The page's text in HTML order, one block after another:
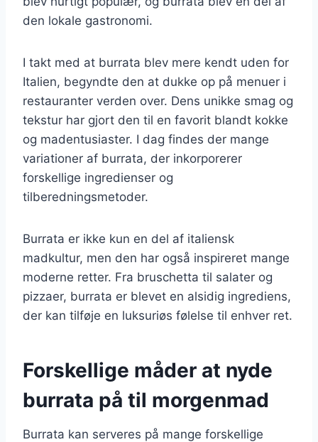
den lokale gastronomi.
I takt med at burrata blev mere kendt uden for
Italien, begyndte den at dukke op på menuer i
restauranter verden over. Dens unikke smag og
tekstur har gjort den til en favorit blandt kokke
og madentusiaster. I dag findes der mange
variationer af burrata, der inkorporerer
forskellige ingredienser og
tilberedningsmetoder.
Burrata er ikke kun en del af italiensk
madkultur, men den har også inspireret mange
moderne retter. Fra bruschetta til salater og
pizzaer, burrata er blevet en alsidig ingrediens,
der kan tilføje en luksuriøs følelse til enhver ret.
Forskellige måder at nyde
burrata på til morgenmad
Burrata kan serveres på mange forskellige